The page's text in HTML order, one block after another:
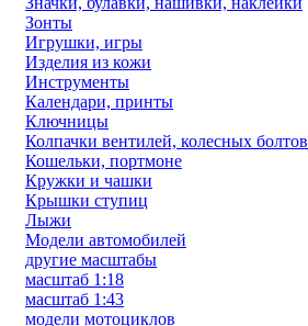
Зонты
Игрушки, игры
Изделия из кожи
Инструменты
Календари, принты
Ключницы
Колпачки вентилей, колесных болтов
Кошельки, портмоне
Кружки и чашки
Крышки ступиц
Лыжи
Модели автомобилей
другие масштабы
масштаб 1:18
масштаб 1:43
модели мотоциклов